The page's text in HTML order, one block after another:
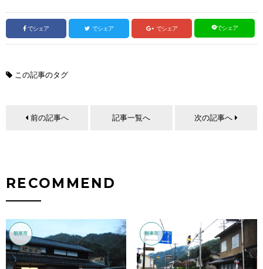
でシェア でシェア でシェア でシェア
この記事のタグ
前の記事へ 記事一覧へ 次の記事へ
RECOMMEND
朝来市 朝来市